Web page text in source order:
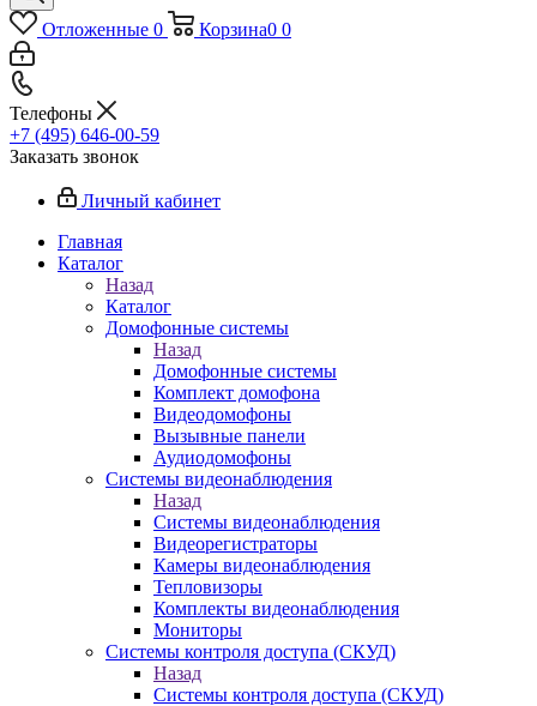
Отложенные 0 Корзина0 0
Телефоны
+7 (495) 646-00-59
Заказать звонок
Личный кабинет
Главная
Каталог
Назад
Каталог
Домофонные системы
Назад
Домофонные системы
Комплект домофона
Видеодомофоны
Вызывные панели
Аудиодомофоны
Системы видеонаблюдения
Назад
Системы видеонаблюдения
Видеорегистраторы
Камеры видеонаблюдения
Тепловизоры
Комплекты видеонаблюдения
Мониторы
Системы контроля доступа (СКУД)
Назад
Системы контроля доступа (СКУД)